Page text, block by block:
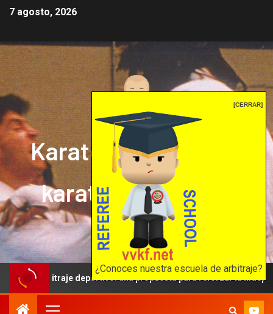
[CERRAR]
¿Conoces nuestra escuela de arbitraje?
7 agosto, 2026
Karate mrprepor: el
karate en internet
El karate en internet
deportivo: una propuesta para reforzar la independencia